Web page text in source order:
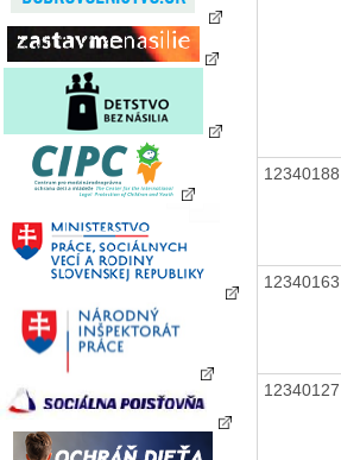
12340188
12340163
12340127